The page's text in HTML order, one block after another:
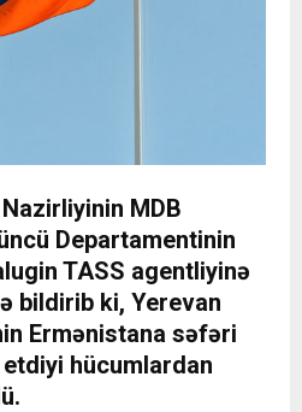
MDB
Departamentinin
TASS agentliyinə
bildirib ki, Yerevan
Ermənistana səfəri
hücumlardan